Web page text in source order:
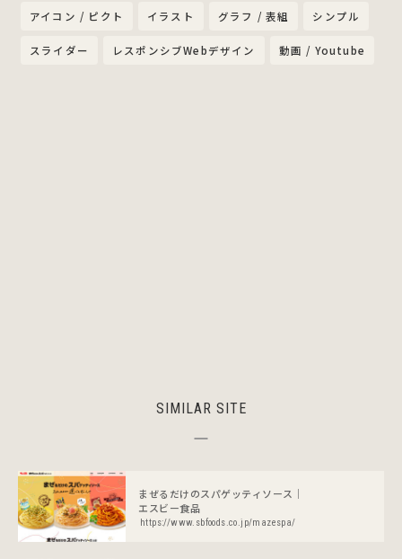
アイコン / ピクト イラスト グラフ / 表組 シンプル
スライダー レスポンシブWebデザイン 動画 / Youtube
SIMILAR SITE
まぜるだけのスパゲッティソース｜
エスビー食品
https://www.sbfoods.co.jp/mazespa/